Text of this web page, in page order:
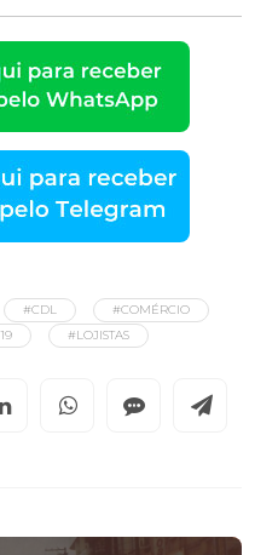
#CDL
#COMÉRCIO
#LOJISTAS